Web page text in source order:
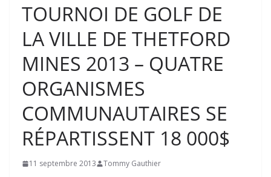
TOURNOI DE GOLF DE
LA VILLE DE THETFORD
MINES 2013 – QUATRE
ORGANISMES
COMMUNAUTAIRES SE
RÉPARTISSENT 18 000$
11 septembre 2013 Tommy Gauthier